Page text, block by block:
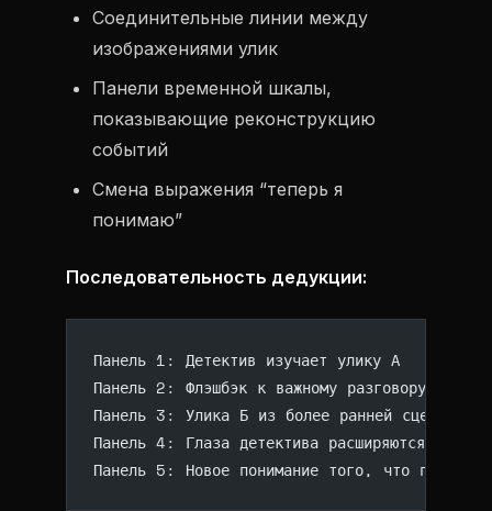
Соединительные линии между
изображениями улик
Панели временной шкалы,
показывающие реконструкцию
событий
Смена выражения “теперь я
понимаю”
Последовательность дедукции:
Панель 1: Детектив изучает улику А
Панель 2: Флэшбэк к важному разговору
Панель 3: Улика Б из более ранней сцены
Панель 4: Глаза детектива расширяются
Панель 5: Новое понимание того, что